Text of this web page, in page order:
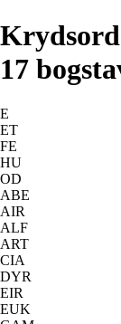
17
E
ET
FE
HU
OD
ABE
AIR
ALF
ART
CIA
DYR
EIR
EUK